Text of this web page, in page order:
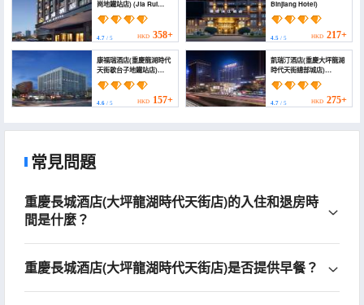
崗地鐵站店) (Jia Rui
Hotel (Chongqing
Yuanjiagang Metro
4.7 / 5 HKD 358+
Binjiang Hotel)
4.5/ 5 HKD 217+
康福瑞酒店(重慶龍湖時代
天街歇台子地鐵站店)
(Comfort Hotel (Daping
Times Tianjie Xietaizi
Subway Station
Branch))
4.6 / 5 HKD 157+
凱瑞汀酒店(重慶大坪龍湖
時代天街總部城店)
(Kresting Hotel
(Chongqing
Headquarters City))
4.7/ 5 HKD 275+
常見問題
重慶長城酒店(大坪龍湖時代天街店)的入住和退房時
間是什麼？
重慶長城酒店(大坪龍湖時代天街店)是否提供早餐？